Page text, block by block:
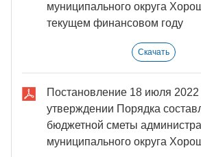
муниципального округа
текущем финансовом году
Скачать
Постановление 18 июля
утверждении Порядка
бюджетной сметы
муниципального округа